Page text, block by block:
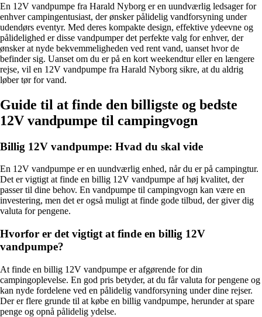
En 12V vandpumpe fra Harald Nyborg er en uundværlig ledsager for
enhver campingentusiast, der ønsker pålidelig vandforsyning under
udendørs eventyr. Med deres kompakte design, effektive ydeevne og
pålidelighed er disse vandpumper det perfekte valg for enhver, der
ønsker at nyde bekvemmeligheden ved rent vand, uanset hvor de
befinder sig. Uanset om du er på en kort weekendtur eller en længere
rejse, vil en 12V vandpumpe fra Harald Nyborg sikre, at du aldrig
løber tør for vand.
Guide til at finde den billigste og bedste
12V vandpumpe til campingvogn
Billig 12V vandpumpe: Hvad du skal vide
En 12V vandpumpe er en uundværlig enhed, når du er på campingtur.
Det er vigtigt at finde en billig 12V vandpumpe af høj kvalitet, der
passer til dine behov. En vandpumpe til campingvogn kan være en
investering, men det er også muligt at finde gode tilbud, der giver dig
valuta for pengene.
Hvorfor er det vigtigt at finde en billig 12V
vandpumpe?
At finde en billig 12V vandpumpe er afgørende for din
campingoplevelse. En god pris betyder, at du får valuta for pengene og
kan nyde fordelene ved en pålidelig vandforsyning under dine rejser.
Der er flere grunde til at købe en billig vandpumpe, herunder at spare
penge og opnå pålidelig ydelse.